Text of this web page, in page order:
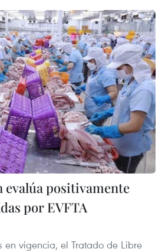
evalúa positivamente
por EVFTA
en vigencia, el Tratado de Libre